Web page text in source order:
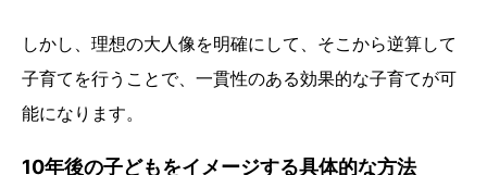
しかし、理想の大人像を明確にして、そこから逆算して
子育てを行うことで、一貫性のある効果的な子育てが可
能になります。
10年後の子どもをイメージする具体的な方法